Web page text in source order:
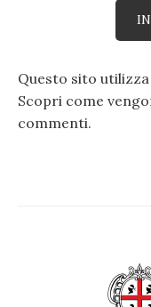
Questo sito
Scopri come
commenti.